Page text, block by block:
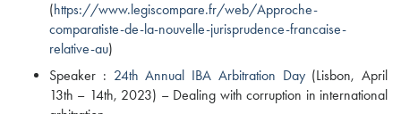
(https://www.legiscompare.fr/web/Approche-
comparatiste-de-la-nouvelle-jurisprudence-francaise-
relative-au)
Speaker : 24th Annual IBA Arbitration Day(Lisbon, April
13th – 14th, 2023) – Dealing with corruption in international